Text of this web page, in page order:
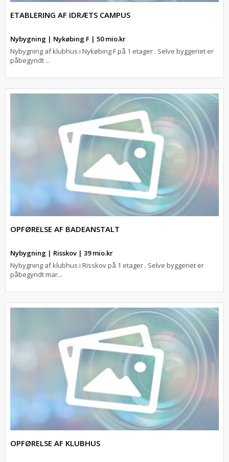
ETABLERING AF IDRÆTS CAMPUS
Nybygning | Nykøbing F | 50 mio.kr
Nybygning af klubhus i Nykøbing F på 1 etager . Selve byggeriet er
påbegyndt ...
OPFØRELSE AF BADEANSTALT
Nybygning | Risskov | 39 mio.kr
Nybygning af klubhus i Risskov på 1 etager . Selve byggeriet er
påbegyndt mar...
OPFØRELSE AF KLUBHUS